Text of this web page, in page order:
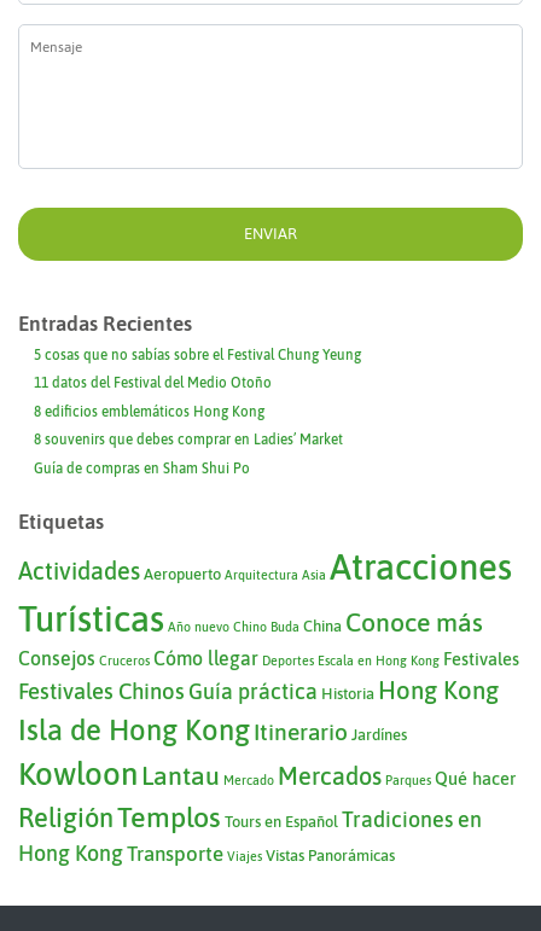
Entradas Recientes
5 cosas que no sabías sobre el Festival Chung Yeung
11 datos del Festival del Medio Otoño
8 edificios emblemáticos Hong Kong
8 souvenirs que debes comprar en Ladies’ Market
Guía de compras en Sham Shui Po
Etiquetas
Actividades Aeropuerto Arquitectura Asia Atracciones
Turísticas Año nuevo Chino Buda China Conoce más
Consejos Cruceros Cómo llegar Deportes Escala en Hong Kong Festivales
Festivales Chinos Guía práctica Historia Hong Kong
Isla de Hong KongItinerario Jardínes
Kowloon Lantau Mercado Mercados Parques Qué hacer
ReligiónTemplos Tours en Español Tradiciones en
Hong KongTransporte Viajes Vistas Panorámicas